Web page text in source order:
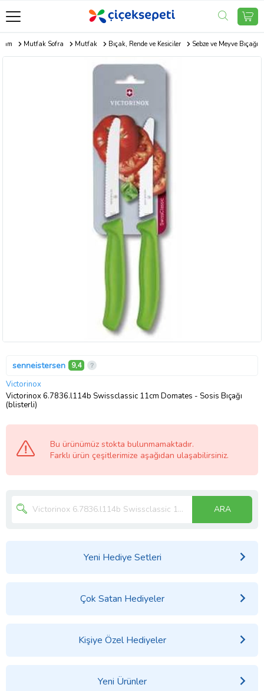
Mutfak Sofra Mutfak Bıçak, Rende ve Kesiciler Sebze ve Meyve Bıçağı
senneistersen 9,4
Victorinox
Victorinox 6.7836.l114b Swissclassic 11cm Domates - Sosis Bıçağı
(blisterli)
Bu ürünümüz stokta bulunmamaktadır.
Farklı ürün çeşitlerimize aşağıdan ulaşabilirsiniz.
ARA
Yeni Hediye Setleri
Çok Satan Hediyeler
Kişiye Özel Hediyeler
Yeni Ürünler